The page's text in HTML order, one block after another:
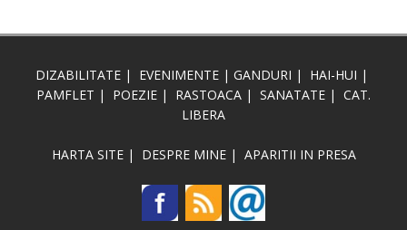
DIZABILITATE | EVENIMENTE | GANDURI | HAI-HUI |
PAMFLET | POEZIE | RASTOACA | SANATATE | CAT.
LIBERA
HARTA SITE| DESPRE MINE| APARITII IN PRESA